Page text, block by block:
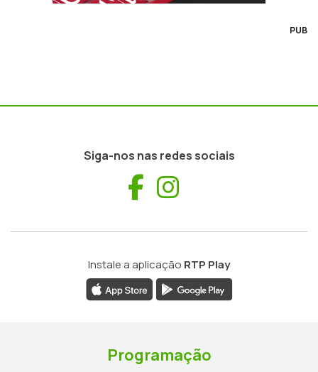
PUB
Siga-nos nas redes sociais
Facebook
Instale a aplicação RTP Play
Programação